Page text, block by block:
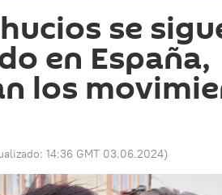
se
en España,
los
14:36 GMT 03.06.2024)